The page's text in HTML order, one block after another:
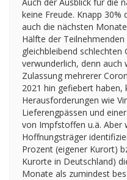
keine Freude. Knapp
auch die nächsten
Hälfte der
gleichbleibend schlechten
verwunderlich, denn
Zulassung mehrerer
2021 hin gefiebert
Herausforderungen wie
Lieferengpässen und
von Impfstoffen u.ä. Aber
Hoffnungsträger
Prozent (eigener Kurort)
Kurorte in Deutschland)
Monate als zumindest